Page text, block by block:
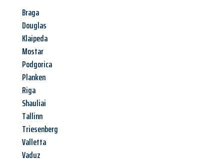
Braga
Douglas
Klaipeda
Mostar
Podgorica
Planken
Riga
Shauliai
Tallinn
Triesenberg
Valletta
Vaduz